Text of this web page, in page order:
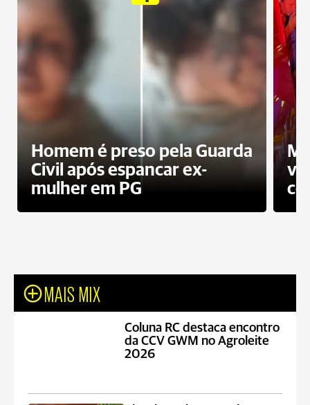
Homem é preso pela Guarda
Civil após espancar ex-
mulher em PG
MAIS MIX
Coluna RC destaca encontro
da CCV GWM no Agroleite
2026